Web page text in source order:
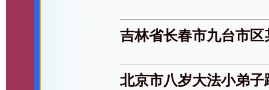
吉林省长春市九台市
北京市八岁大法小弟